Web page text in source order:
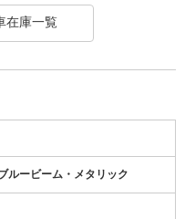
在庫一覧
ルービーム・メタリック